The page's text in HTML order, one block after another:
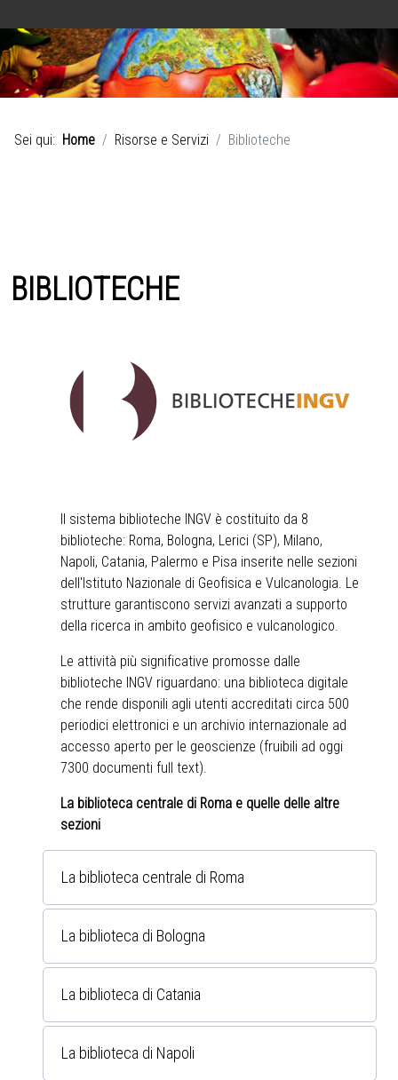
Sei qui: Home Risorse e Servizi Biblioteche
BIBLIOTECHE
Il sistema biblioteche INGV è costituito da 8
biblioteche: Roma, Bologna, Lerici (SP), Milano,
Napoli, Catania, Palermo e Pisa inserite nelle sezioni
dell'Istituto Nazionale di Geofisica e Vulcanologia. Le
strutture garantiscono servizi avanzati a supporto
della ricerca in ambito geofisico e vulcanologico.
Le attività più significative promosse dalle
biblioteche INGV riguardano: una biblioteca digitale
che rende disponili agli utenti accreditati circa 500
periodici elettronici e un archivio internazionale ad
accesso aperto per le geoscienze (fruibili ad oggi
7300 documenti full text).
La biblioteca centrale di Roma e quelle delle altre
sezioni
La biblioteca centrale di Roma
La biblioteca di Bologna
La biblioteca di Catania
La biblioteca di Napoli